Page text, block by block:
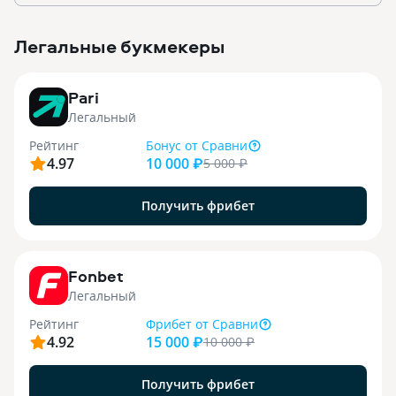
Легальные букмекеры
Pari
Легальный
Рейтинг
4.97
Бонус от Сравни
10 000 ₽5 000₽
Получить фрибет
Fonbet
Легальный
Рейтинг
4.92
Фрибет от Сравни
15 000 ₽10 000₽
Получить фрибет